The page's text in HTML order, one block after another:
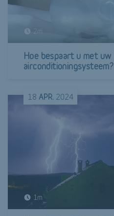
2m
Hoe bespaart u met uw
airconditioningsysteem?
18 APR. 2024
1m